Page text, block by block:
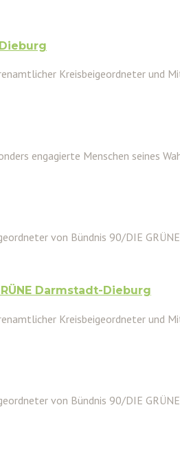
Kreisbeigeordneter und
engagierte Menschen seines
von Bündnis 90/DIE
Darmstadt-Dieburg
Kreisbeigeordneter und
von Bündnis 90/DIE